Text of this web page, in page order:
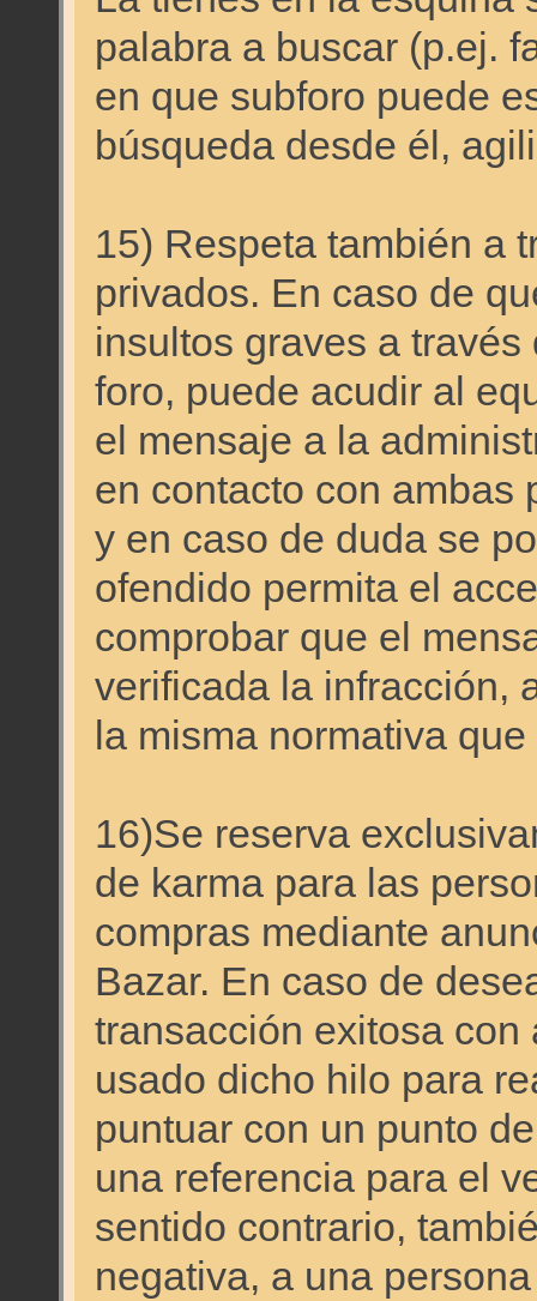
palabra a buscar (p.ej.
en que subforo puede
búsqueda desde él,
15) Respeta también a
privados. En caso de
insultos graves a
foro, puede acudir al
el mensaje a la
en contacto con ambas
y en caso de duda se
ofendido permita el
comprobar que el
verificada la infracción,
la misma normativa
16)Se reserva
de karma para las
compras mediante
Bazar. En caso de
transacción exitosa
usado dicho hilo para
puntuar con un punto
una referencia para el
sentido contrario,
negativa, a una